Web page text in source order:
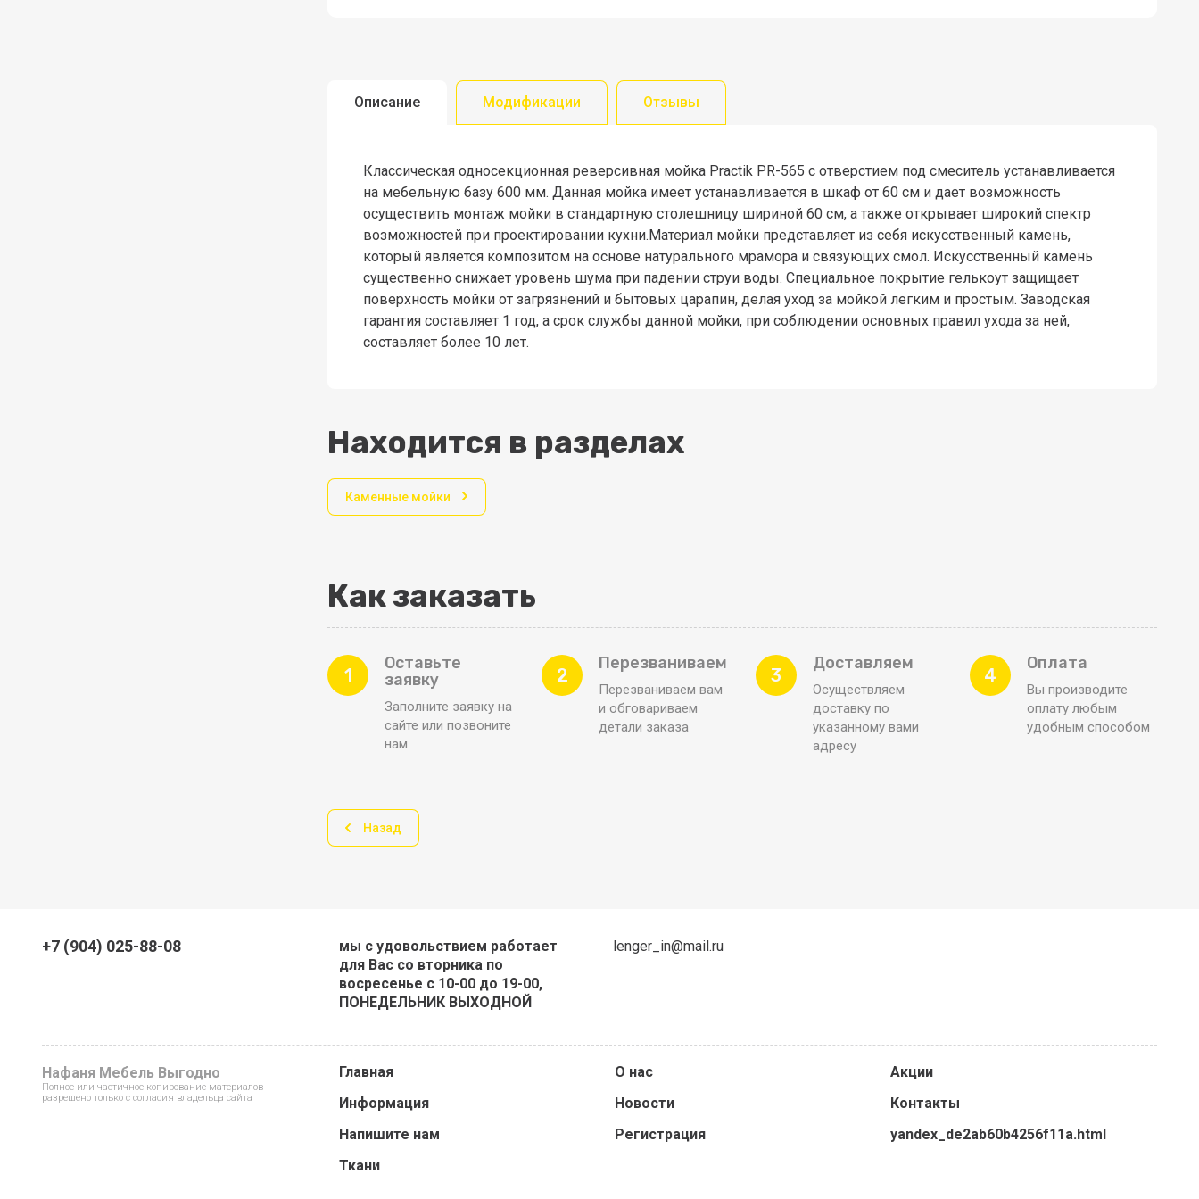
Описание Модификации Отзывы
Классическая односекционная реверсивная мойка Practik PR-565 с отверстием под смеситель устанавливается
на мебельную базу 600 мм. Данная мойка имеет устанавливается в шкаф от 60 см и дает возможность
осуществить монтаж мойки в стандартную столешницу шириной 60 см, а также открывает широкий спектр
возможностей при проектировании кухни.Материал мойки представляет из себя искусственный камень,
который является композитом на основе натурального мрамора и связующих смол. Искусственный камень
существенно снижает уровень шума при падении струи воды. Специальное покрытие гелькоут защищает
поверхность мойки от загрязнений и бытовых царапин, делая уход за мойкой легким и простым. Заводская
гарантия составляет 1 год, а срок службы данной мойки, при соблюдении основных правил ухода за ней,
составляет более 10 лет.
Находится в разделах
Каменные мойки
Как заказать
1
Оставьте
заявку
Заполните заявку на
сайте или позвоните
нам
2
Перезваниваем
Перезваниваем вам
и обговариваем
детали заказа
3
Доставляем
Осуществляем
доставку по
указанному вами
адресу
4
Оплата
Вы производите
оплату любым
удобным способом
Назад
+7 (904) 025-88-08
мы с удовольствием работает
для Вас со вторника по
восресенье с 10-00 до 19-00,
ПОНЕДЕЛЬНИК ВЫХОДНОЙ
lenger_in@mail.ru
Нафаня Мебель Выгодно
Полное или частичное копирование материалов
разрешено только с согласия владельца сайта
Главная О нас
Акции
Информация
Новости
Контакты
Напишите нам
Регистрация
yandex_de2ab60b4256f11a.html
Ткани